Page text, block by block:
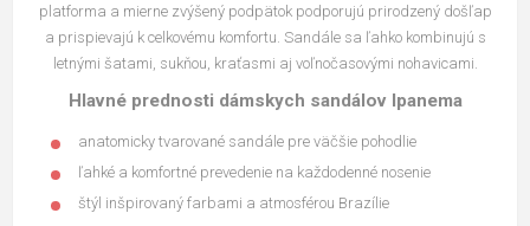
platforma a mierne zvýšený podpätok podporujú prirodzený došľap
a prispievajú k celkovému komfortu. Sandále sa ľahko kombinujú s
letnými šatami, sukňou, kraťasmi aj voľnočasovými nohavicami.
Hlavné prednosti dámskych sandálov Ipanema
anatomicky tvarované sandále pre väčšie pohodlie
ľahké a komfortné prevedenie na každodenné nosenie
štýl inšpirovaný farbami a atmosférou Brazílie